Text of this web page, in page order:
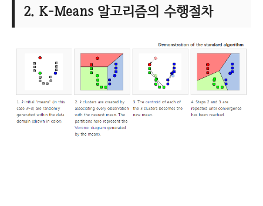
2. K-Means 알고리즘의 수행절차